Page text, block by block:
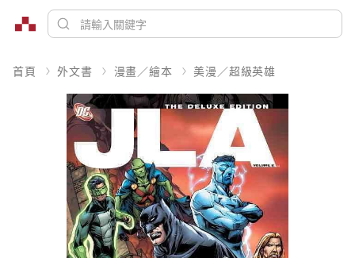
首頁 外文書 漫畫／繪本 美漫／超級英雄